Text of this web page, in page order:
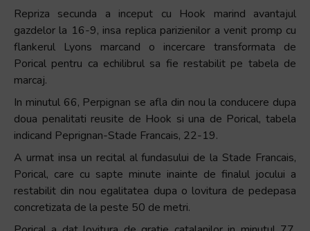
Repriza secunda a inceput cu Hook marind avantajul
gazdelor la 16-9, insa replica parizienilor a venit promp cu
flankerul Lyons marcand o incercare transformata de
Porical pentru ca echilibrul sa fie restabilit pe tabela de
marcaj.
In minutul 66, Perpignan se afla din nou la conducere dupa
doua penalitati reusite de Hook si una de Porical, tabela
indicand Peprignan-Stade Francais, 22-19.
A urmat insa un recital al fundasului de la Stade Francais,
Porical, care cu sapte minute inainte de finalul jocului a
restabilit din nou egalitatea dupa o lovitura de pedepasa
concretizata de la peste 50 de metri.